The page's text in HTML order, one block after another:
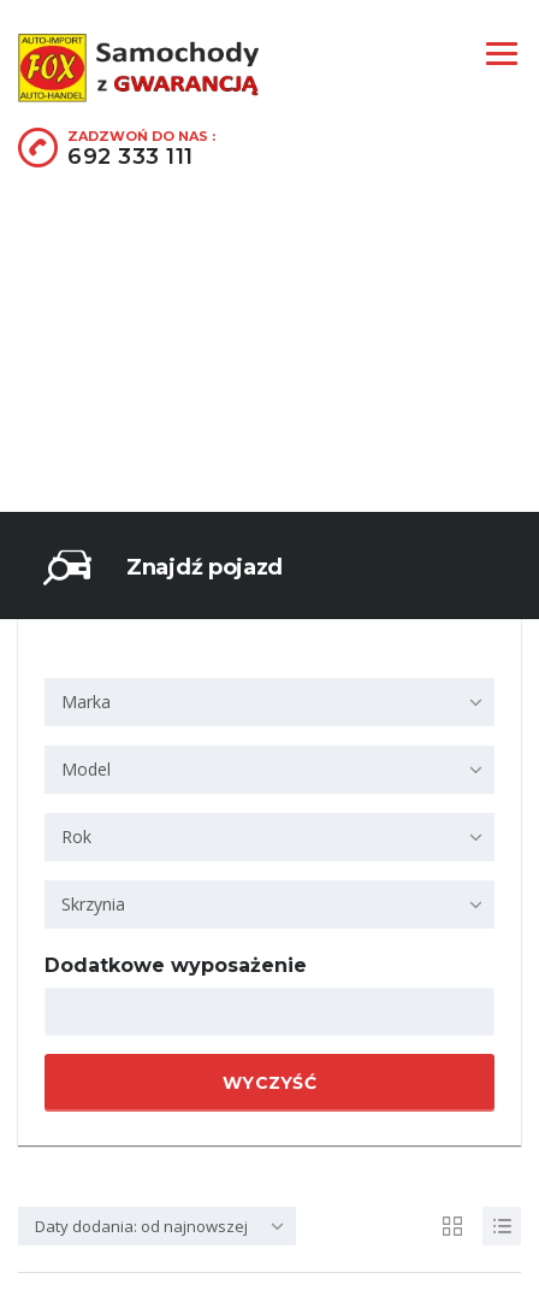
ZADZWOŃ DO NAS :
692 333 111
Znajdź pojazd
Marka
Model
Rok
Skrzynia
Dodatkowe wyposażenie
WYCZYŚĆ
Daty dodania: od najnowszej